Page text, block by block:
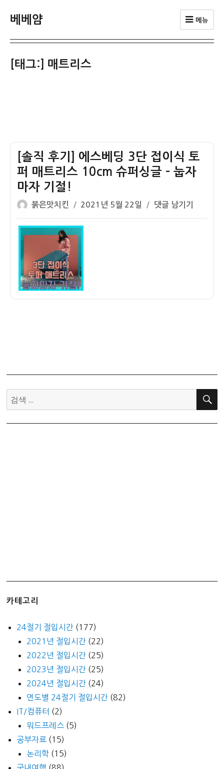
베베얌 메뉴
[태그:] 매트리스
[솔직 후기] 에스베딩 3단 접이식 토
퍼 매트리스 10cm 슈퍼싱글 – 눕자
마자 기절!
글
쓴
이
붉은맛치킨
작
성
일
2021년 5월 22일
[솔
직
절!
댓글 남기기
검
색:
검
카테고리
24절기 절입시간 (177)
2021년 절입시간 (22)
2022년 절입시간 (25)
2023년 절입시간 (25)
2024년 절입시간 (24)
연도별 24절기 절입시간 (82)
IT/컴퓨터 (2)
워드프레스 (5)
공부자료 (15)
논리학 (15)
국내여행 (88)